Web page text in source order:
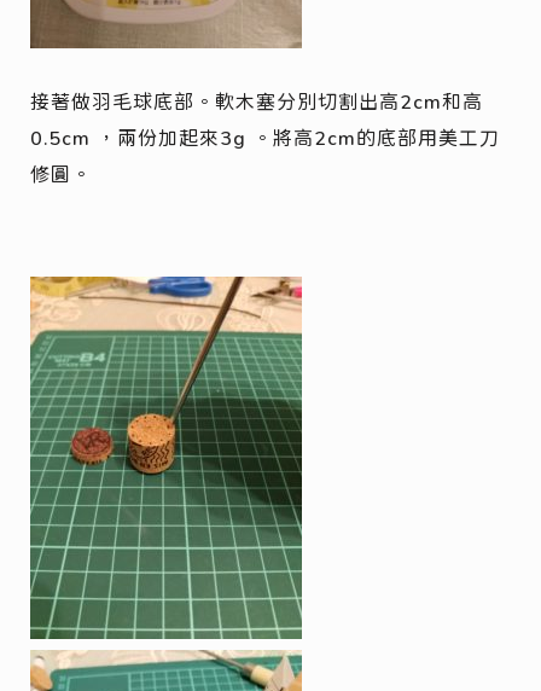
接著做羽毛球底部。軟木塞分別切割出高2cm和高
0.5cm ，兩份加起來3g 。將高2cm的底部用美工刀
修圓。